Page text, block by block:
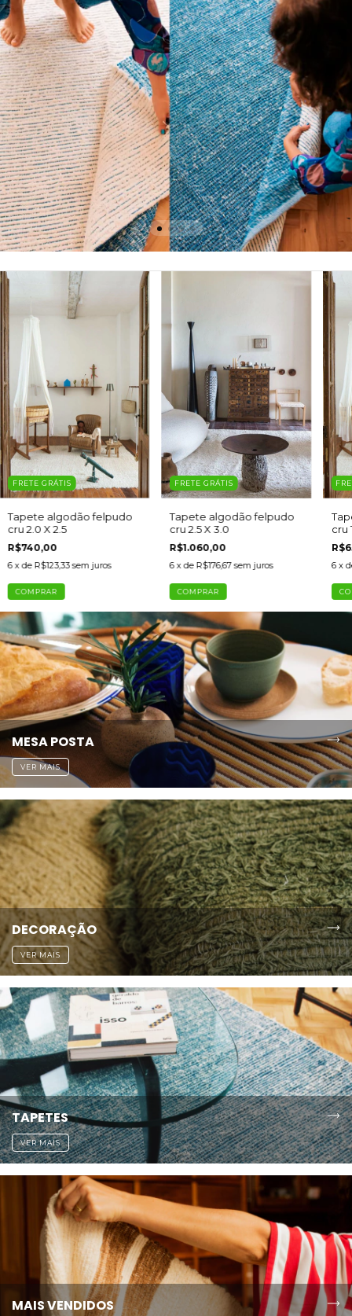
FRETE GRÁTIS
Tapete algodão felpudo
cru 2.0 X 2.5
R$740,00
6 x de R$123,33 sem juros
COMPRAR
FRETE GRÁTIS
Tapete algodão felpudo
cru 2.5 X 3.0
R$1.060,00
6 x de R$176,67 sem juros
COMPRAR
cru
6 x
MESA POSTA
VER MAIS
DECORAÇÃO
VER MAIS
TAPETES
VER MAIS
MAIS VENDIDOS